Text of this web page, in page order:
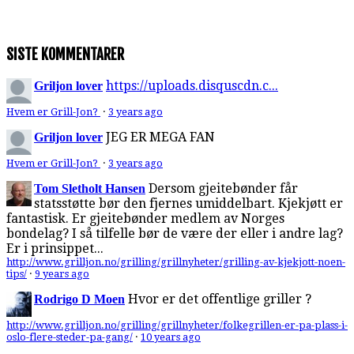
SISTE KOMMENTARER
Griljon lover https://uploads.disquscdn.c...
Hvem er Grill-Jon? · 3 years ago
Griljon lover JEG ER MEGA FAN
Hvem er Grill-Jon? · 3 years ago
Tom Sletholt Hansen Dersom gjeitebønder får
statsstøtte bør den fjernes umiddelbart. Kjekjøtt er
fantastisk. Er gjeitebønder medlem av Norges
bondelag? I så tilfelle bør de være der eller i andre lag?
Er i prinsippet...
http://www.grilljon.no/grilling/grillnyheter/grilling-av-kjekjott-noen-
tips/ · 9 years ago
Rodrigo D Moen Hvor er det offentlige griller ?
http://www.grilljon.no/grilling/grillnyheter/folkegrillen-er-pa-plass-i-
oslo-flere-steder-pa-gang/ · 10 years ago